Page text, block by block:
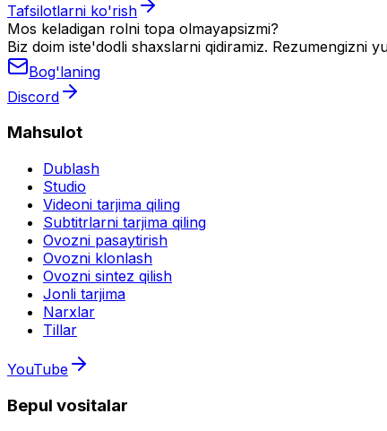
Tafsilotlarni ko'rish
Mos keladigan rolni topa olmayapsizmi?
Biz doim iste'dodli shaxslarni qidiramiz. Rezumengizni
Bog'laning
Discord
Mahsulot
Dublash
Studio
Videoni tarjima qiling
Subtitrlarni tarjima qiling
Ovozni pasaytirish
Ovozni klonlash
Ovozni sintez qilish
Jonli tarjima
Narxlar
Tillar
YouTube
Bepul vositalar